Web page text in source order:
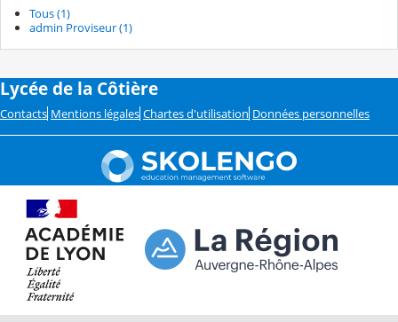
Tous (1)
admin Proviseur (1)
Lycée de la Côtière
Contacts Mentions légales Chartes d'utilisation Données personnelles